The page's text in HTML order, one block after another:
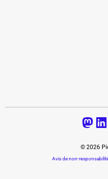
© 2026
Avis de non-